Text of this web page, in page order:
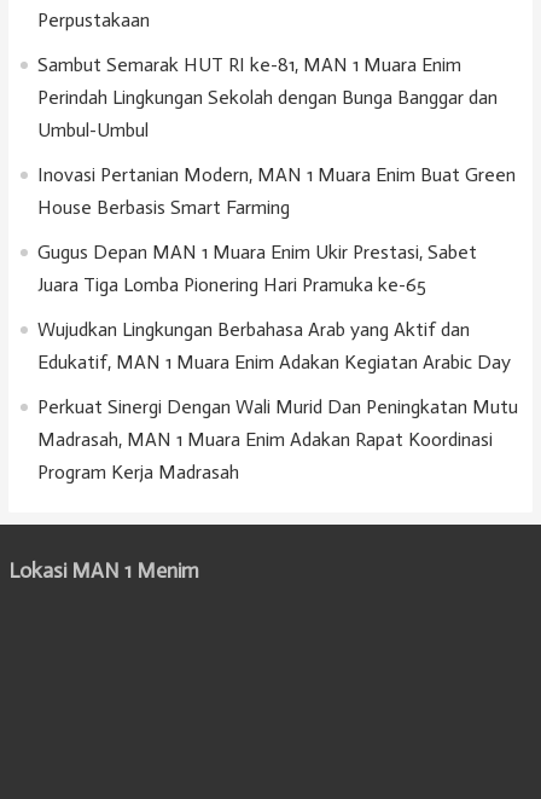
Perpustakaan
Sambut Semarak HUT RI ke-81, MAN 1 Muara Enim
Perindah Lingkungan Sekolah dengan Bunga Banggar dan
Umbul-Umbul
Inovasi Pertanian Modern, MAN 1 Muara Enim Buat Green
House Berbasis Smart Farming
Gugus Depan MAN 1 Muara Enim Ukir Prestasi, Sabet
Juara Tiga Lomba Pionering Hari Pramuka ke-65
Wujudkan Lingkungan Berbahasa Arab yang Aktif dan
Edukatif, MAN 1 Muara Enim Adakan Kegiatan Arabic Day
Perkuat Sinergi Dengan Wali Murid Dan Peningkatan Mutu
Madrasah, MAN 1 Muara Enim Adakan Rapat Koordinasi
Program Kerja Madrasah
Lokasi MAN 1 Menim